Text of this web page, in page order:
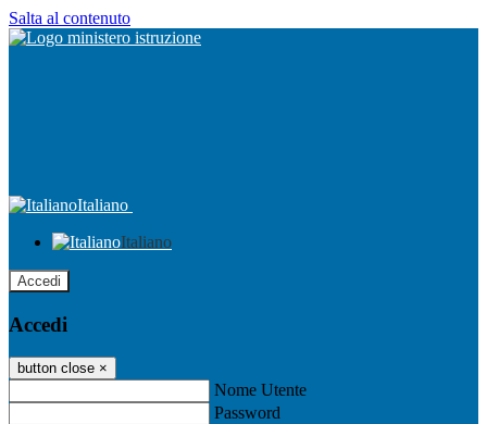
Salta al contenuto
Italiano
Italiano
Accedi
Accedi
button close ×
Nome Utente
Password